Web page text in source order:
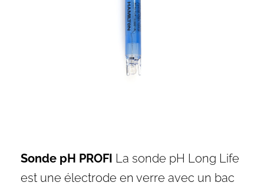
Sonde pH PROFI La sonde pH Long Life
est une électrode en verre avec un bac